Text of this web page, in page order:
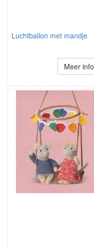
Luchtballon met mandje
Meer info